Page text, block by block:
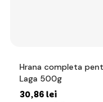
Hrana completa
Laga 500g
30,86 lei